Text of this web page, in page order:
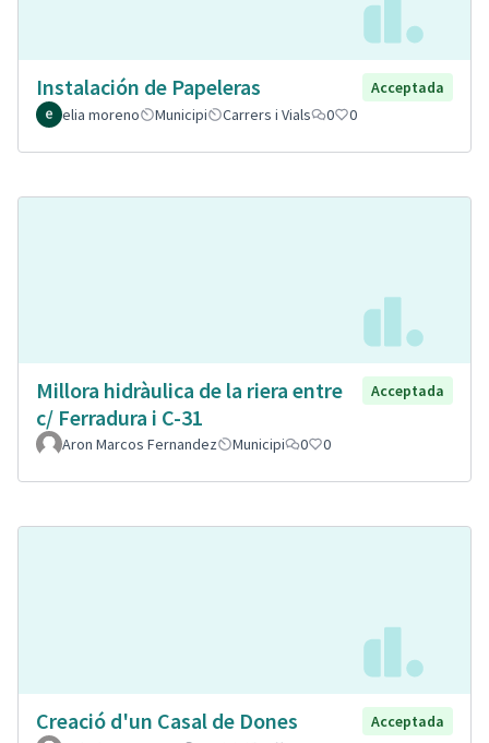
Instalación de Papeleras
Acceptada
elia moreno
Municipi Carrers i Vials 0 0
Millora hidràulica de la riera entre
c/ Ferradura i C-31
Acceptada
Aron Marcos Fernandez Municipi 0 0
Creació d'un Casal de Dones
Acceptada